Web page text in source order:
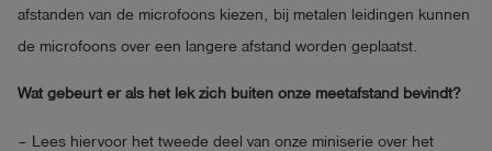
afstanden van de microfoons kiezen, bij metalen leidingen kunnen
de microfoons over een langere afstand worden geplaatst.
Wat gebeurt er als het lek zich buiten onze meetafstand bevindt?
– Lees hiervoor het tweede deel van onze miniserie over het